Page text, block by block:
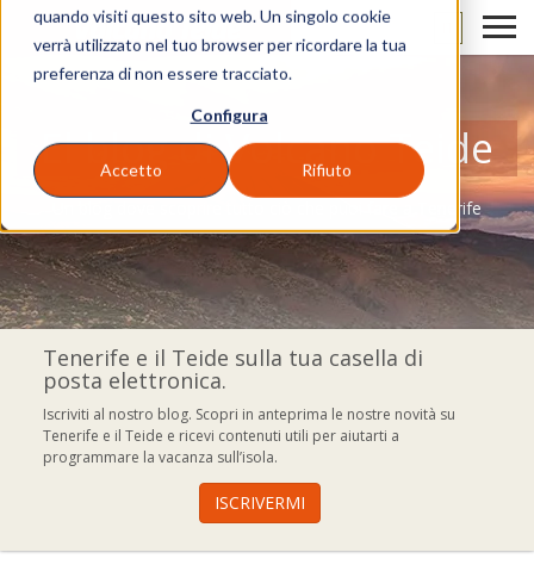
quando visiti questo sito web. Un singolo cookie
verrà utilizzato nel tuo browser per ricordare la tua
preferenza di non essere tracciato.
Configura
Accetto Rifiuto
El blog di Volcano Teide
Un blog dove scoprire tutto ciò che puoi fare a Tenerife
Tenerife e il Teide sulla tua casella di
posta elettronica.
Iscriviti al nostro blog. Scopri in anteprima le nostre novità su
Tenerife e il Teide e ricevi contenuti utili per aiutarti a
programmare la vacanza sull’isola.